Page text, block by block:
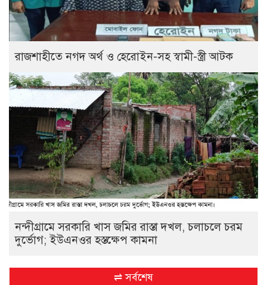
রাজশাহীতে নগদ অর্থ ও হেরোইন-সহ স্বামী-স্ত্রী আটক
নন্দীগ্রামে সরকারি খাস জমির রাস্তা দখল, চলাচলে চরম
দুর্ভোগ; ইউএনওর হস্তক্ষেপ কামনা
⇌ সর্বশেষ